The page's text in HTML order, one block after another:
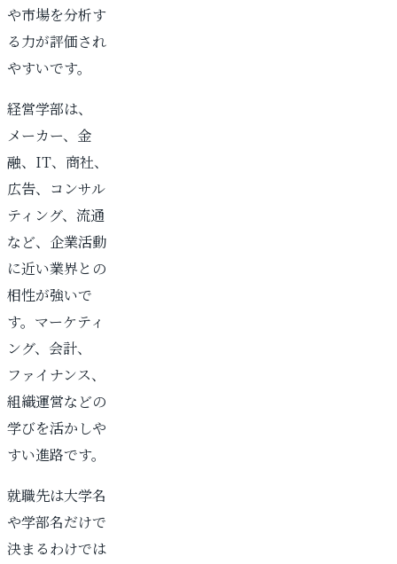
や市場を分析す
る力が評価され
やすいです。
経営学部は、
メーカー、金
融、IT、商社、
広告、コンサル
ティング、流通
など、企業活動
に近い業界との
相性が強いで
す。マーケティ
ング、会計、
ファイナンス、
組織運営などの
学びを活かしや
すい進路です。
就職先は大学名
や学部名だけで
決まるわけでは